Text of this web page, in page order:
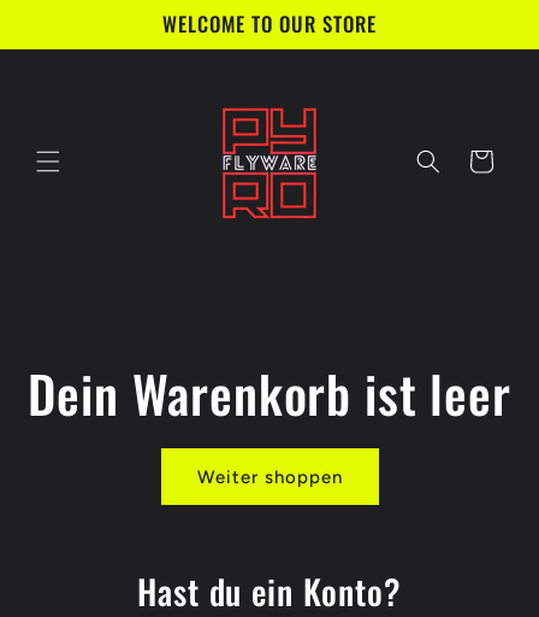
Inhalt
WELCOME TO OUR STORE
Warenkorb
Dein Warenkorb ist leer
Weiter shoppen
Hast du ein Konto?